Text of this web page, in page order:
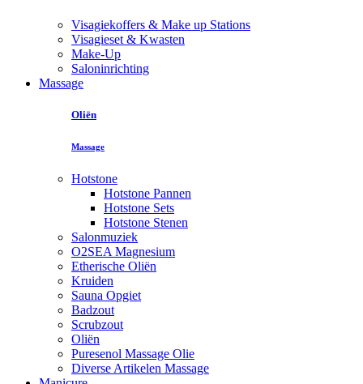
Visagiekoffers & Make up Stations
Visagieset & Kwasten
Make-Up
Saloninrichting
Massage
Oliën
Massage
Hotstone
Hotstone Pannen
Hotstone Sets
Hotstone Stenen
Salonmuziek
O2SEA Magnesium
Etherische Oliën
Kruiden
Sauna Opgiet
Badzout
Scrubzout
Oliën
Puresenol Massage Olie
Diverse Artikelen Massage